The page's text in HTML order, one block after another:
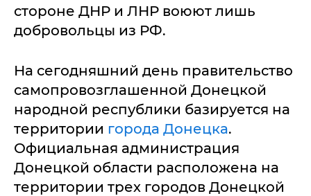
стороне ДНР и ЛНР воюют лишь
добровольцы из РФ.
На сегодняшний день правительство
самопровозглашенной Донецкой
народной республики базируется на
территории города Донецка.
Официальная администрация
Донецкой области расположена на
территории трех городов Донецкой